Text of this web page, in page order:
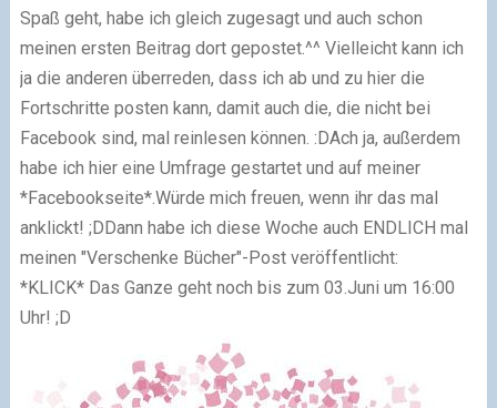
Spaß geht, habe ich gleich zugesagt und auch schon
meinen ersten Beitrag dort gepostet.^^ Vielleicht kann ich
ja die anderen überreden, dass ich ab und zu hier die
Fortschritte posten kann, damit auch die, die nicht bei
Facebook sind, mal reinlesen können. :DAch ja, außerdem
habe ich hier eine Umfrage gestartet und auf meiner
*Facebookseite*.Würde mich freuen, wenn ihr das mal
anklickt! ;DDann habe ich diese Woche auch ENDLICH mal
meinen "Verschenke Bücher"-Post veröffentlicht:
*KLICK* Das Ganze geht noch bis zum 03.Juni um 16:00
Uhr! ;D